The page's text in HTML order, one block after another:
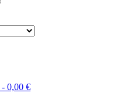
- 0,00 €